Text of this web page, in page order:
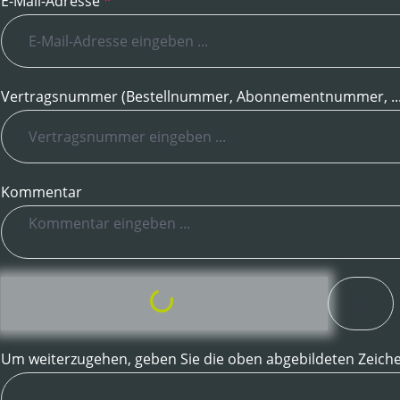
Vertragsnummer (Bestellnummer, Abonnementnummer,
Kommentar
Loading...
Um weiterzugehen, geben Sie die oben abgebildeten